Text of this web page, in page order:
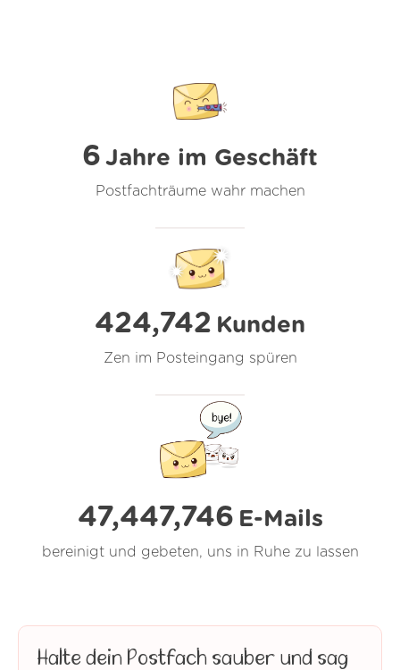
6 Jahre im Geschäft
Postfachträume wahr machen
424,742 Kunden
Zen im Posteingang spüren
47,447,746 E-Mails
bereinigt und gebeten, uns in Ruhe zu lassen
Halte dein Postfach sauber und sag